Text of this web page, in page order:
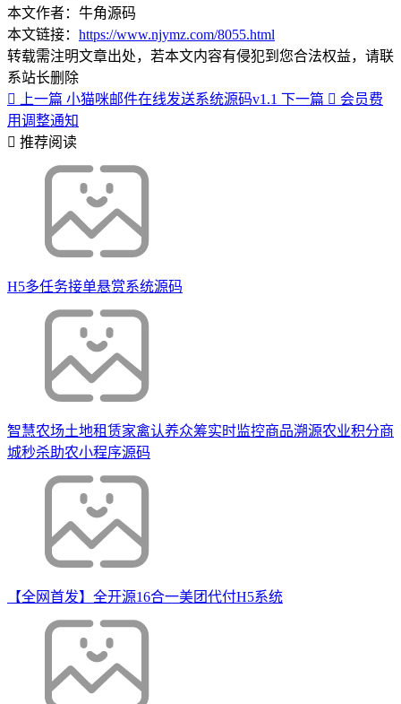
本文作者：牛角源码
本文链接： https://www.njymz.com/8055.html
转载需注明文章出处，若本文内容有侵犯到您合法权益，请联
系站长删除
上一篇 小猫咪邮件在线发送系统源码v1.1 下一篇
会员费
用调整通知
推荐阅读
H5多任务接单悬赏系统源码
智慧农场土地租赁家禽认养众筹实时监控商品溯源农业积分商
城秒杀助农小程序源码
【全网首发】全开源16合一美团代付H5系统